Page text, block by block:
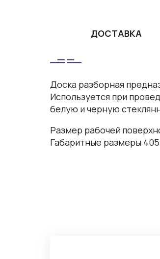
ДОСТАВКА
Доска разборная
Используется при
белую и черную
Размер рабочей
Габаритные размеры